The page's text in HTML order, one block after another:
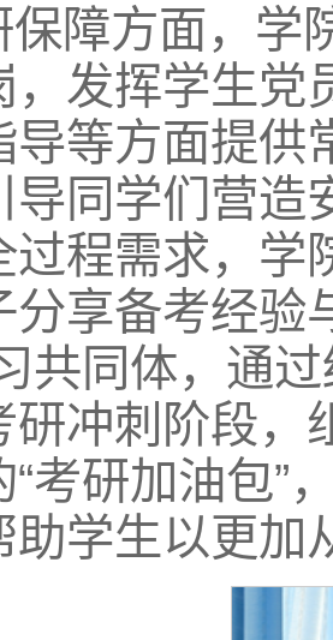
保障方面，学
，发挥学生党
导等方面提供
导同学们营造
过程需求，学
分享备考经
共同体，通
研冲刺阶段，
“考研加油包”
助学生以更加